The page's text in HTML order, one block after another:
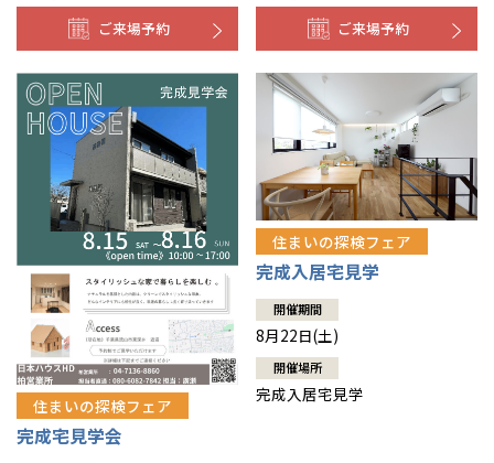
ご来場予約 ご来場予約
住まいの探検フェア
完成宅見学会
住まいの探検フェア
完成入居宅見学
開催期間
8月22日(土)
開催場所
完成入居宅見学